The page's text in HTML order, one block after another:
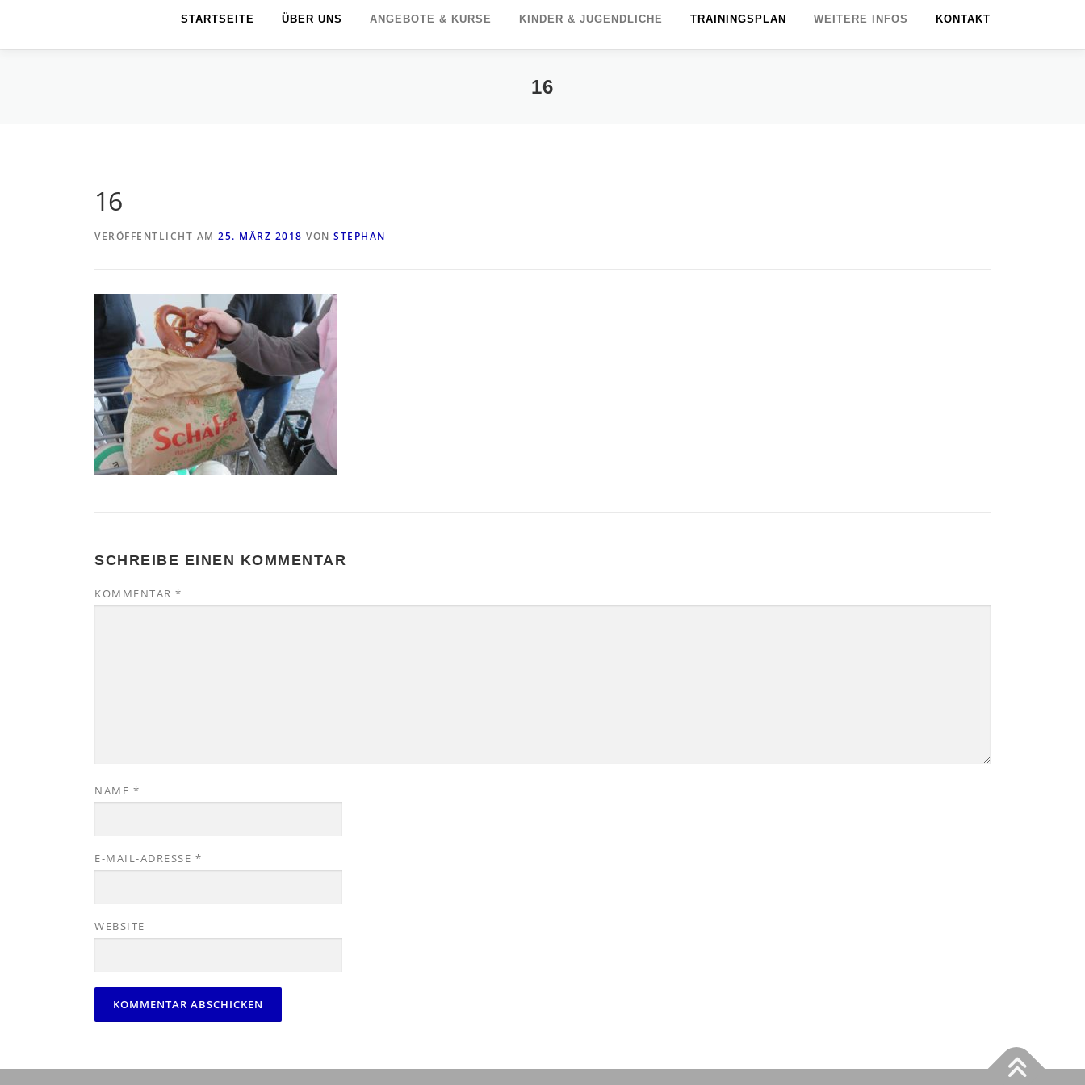
STARTSEITE ÜBER UNS ANGEBOTE & KURSE KINDER & JUGENDLICHE TRAININGSPLAN WEITERE INFOS KONTAKT
16
16
VERÖFFENTLICHT AM 25. MÄRZ 2018 VON STEPHAN
SCHREIBE EINEN KOMMENTAR
KOMMENTAR *
NAME *
E-MAIL-ADRESSE *
WEBSITE